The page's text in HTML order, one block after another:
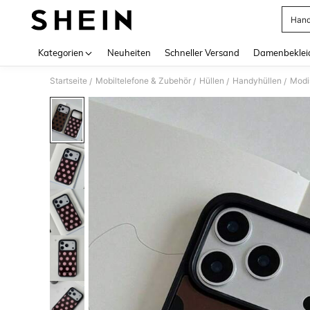
Kategorien Neuheiten Schneller Versand
Startseite / Mobiltelefone & Zubehör / Hüllen / Handyhüllen /